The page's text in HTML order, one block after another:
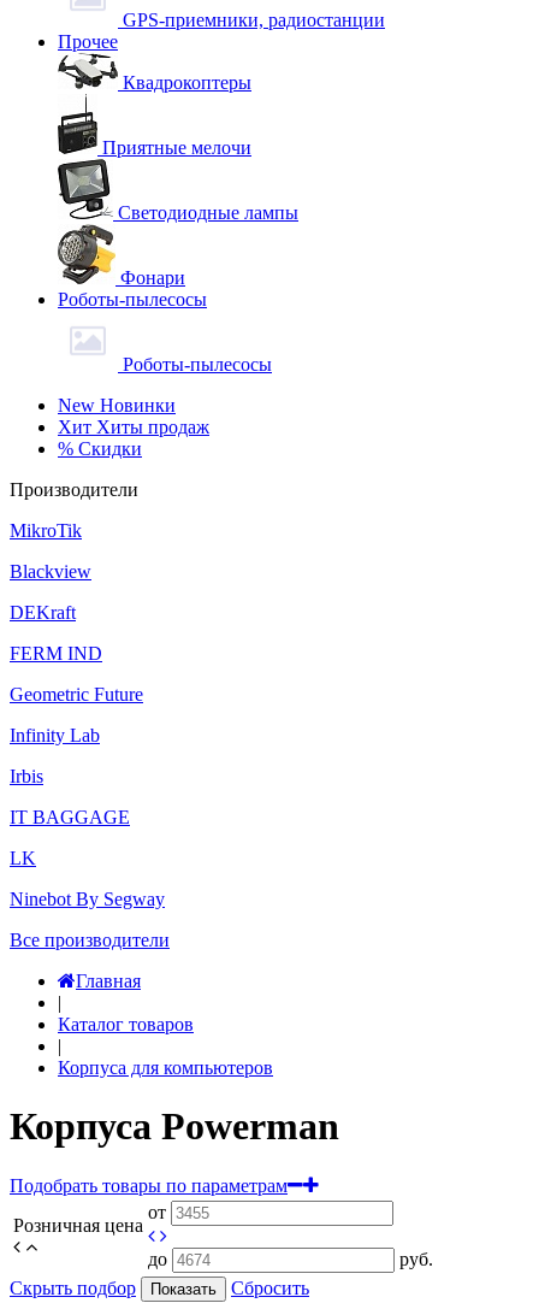
GPS-приемники, радиостанции
Прочее
Квадрокоптеры
Приятные мелочи
Светодиодные лампы
Фонари
Роботы-пылесосы
Роботы-пылесосы
New Новинки
Хит Хиты продаж
% Скидки
Производители
MikroTik
Blackview
DEKraft
FERM IND
Geometric Future
Infinity Lab
Irbis
IT BAGGAGE
LK
Ninebot By Segway
Все производители
Главная
|
Каталог товаров
|
Корпуса для компьютеров
Корпуса Powerman
Подобрать товары по параметрам
Розничная цена
от
до
руб.
Скрыть подбор
Показать
Сбросить